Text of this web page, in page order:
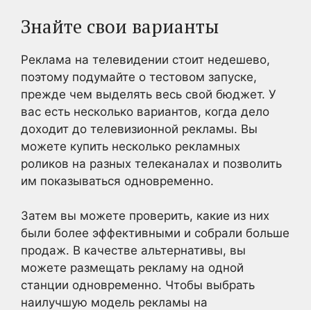
Знайте свои варианты
Реклама на телевидении стоит недешево,
поэтому подумайте о тестовом запуске,
прежде чем выделять весь свой бюджет. У
вас есть несколько вариантов, когда дело
доходит до телевизионной рекламы. Вы
можете купить несколько рекламных
роликов на разных телеканалах и позволить
им показываться одновременно.
Затем вы можете проверить, какие из них
были более эффективными и собрали больше
продаж. В качестве альтернативы, вы
можете размещать рекламу на одной
станции одновременно. Чтобы выбрать
наилучшую модель рекламы на